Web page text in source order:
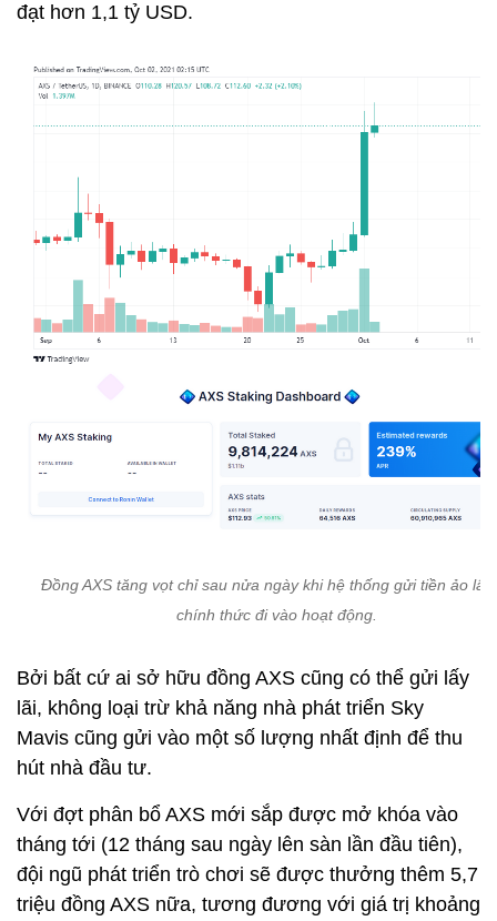
đạt hơn 1,1 tỷ USD.
Đồng AXS tăng vọt chỉ sau nửa ngày khi hệ thống gửi tiền ảo lấy
chính thức đi vào hoạt động.
Bởi bất cứ ai sở hữu đồng AXS cũng có thể gửi lấy
lãi, không loại trừ khả năng nhà phát triển Sky
Mavis cũng gửi vào một số lượng nhất định để thu
hút nhà đầu tư.
Với đợt phân bổ AXS mới sắp được mở khóa vào
tháng tới (12 tháng sau ngày lên sàn lần đầu tiên),
đội ngũ phát triển trò chơi sẽ được thưởng thêm 5,7
triệu đồng AXS nữa, tương đương với giá trị khoảng